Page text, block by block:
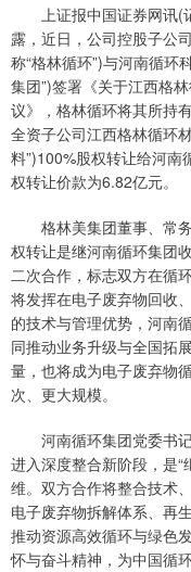
上证报中国证券网讯(
露，近日，公司控股子公
称“格林循环”)与河南循环
集团”)签署《关于江西格
议》，格林循环将其所持
全资子公司江西格林循环
料”)100%股权转让给河
权转让价款为6.82亿元。
格林美集团董事、常务
权转让是继河南循环集团
二次合作，标志双方在循
将发挥在电子废弃物回收
的技术与管理优势，河南
同推动业务升级与全国拓
量，也将成为电子废弃物
次、更大规模。
河南循环集团党委书记
进入深度整合新阶段，是“
维。双方合作将整合技术
电子废弃物拆解体系、再
推动资源高效循环与绿色
怀与奋斗精神，为中国循